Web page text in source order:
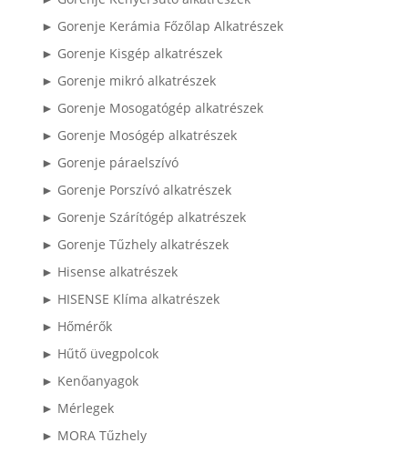
► Gorenje Kerámia Főzőlap Alkatrészek
► Gorenje Kisgép alkatrészek
► Gorenje mikró alkatrészek
► Gorenje Mosogatógép alkatrészek
► Gorenje Mosógép alkatrészek
► Gorenje páraelszívó
► Gorenje Porszívó alkatrészek
► Gorenje Szárítógép alkatrészek
► Gorenje Tűzhely alkatrészek
► Hisense alkatrészek
► HISENSE Klíma alkatrészek
► Hőmérők
► Hűtő üvegpolcok
► Kenőanyagok
► Mérlegek
► MORA Tűzhely